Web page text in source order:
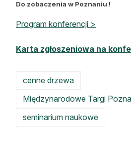
Do zobaczenia w Poznaniu !
Program konferencji >
Karta zgłoszeniowa na
cenne drzewa
Międzynarodowe Targi
seminarium naukowe